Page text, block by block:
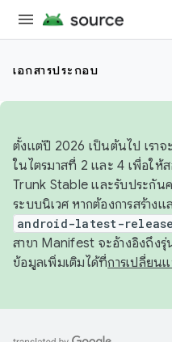
เอกสารประกอบ
ตั้งแต่ปี 2026 เป็นต้นไป เราจ
ในไตรมาสที่ 2 และ 4 เพื่อให้
Trunk Stable และรับประกัน
ระบบนิเวศ หากต้องการสร้าง
android-latest-release
สาขา Manifest จะอ้างอิงถึง
ข้อมูลเพิ่มเติมได้ที่การเปลี่ยน